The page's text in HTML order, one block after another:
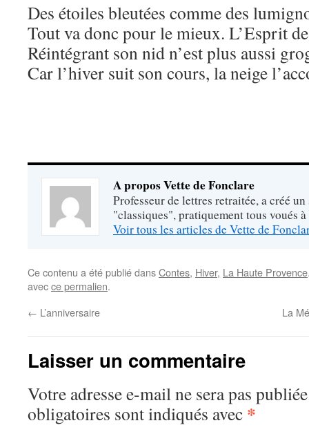
Des étoiles bleutées comme des
Tout va donc pour le mieux. L’Esprit
Réintégrant son nid n’est plus aussi
Car l’hiver suit son cours, la neige
A propos Vette de Fonclare
Professeur de lettres retraitée, a créé
"classiques", pratiquement tous voués
Voir tous les articles de Vette de
Ce contenu a été publié dansContes, Hiver, La Haute Provence
avecce permalien.
← L’anniversaire La
Laisser un commentaire
Votre adresse e-mail ne sera pas
obligatoires sont indiqués avec *